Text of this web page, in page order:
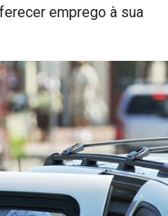
emprego à sua